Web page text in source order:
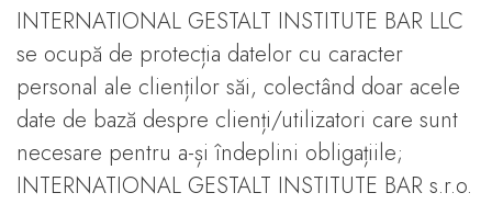
INTERNATIONAL GESTALT INSTITUTE BAR LLC
se ocupă de protecția datelor cu caracter
personal ale clienților săi, colectând doar acele
date de bază despre clienți/utilizatori care sunt
necesare pentru a-și îndeplini obligațiile;
INTERNATIONAL GESTALT INSTITUTE BAR s.r.o.